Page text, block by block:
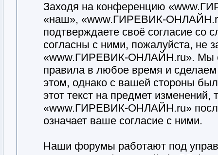
Заходя на конференцию
«наш», «www.ГИРЕВИК-
подтверждаете своё согласие
согласны с ними, пожалуйста, не
«www.ГИРЕВИК-ОНЛАЙН.ru». Мы
правила в любое время и
этом, однако с вашей стороны
этот текст на предмет изменений,
«www.ГИРЕВИК-ОНЛАЙН.ru»
означает ваше согласие с ними.
Наши форумы работают под